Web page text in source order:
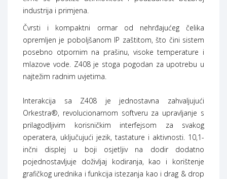
industrija i primjena.
Čvrsti i kompaktni ormar od nehrđajućeg čelika
opremljen je poboljšanom IP zaštitom, što čini sistem
posebno otpornim na prašinu, visoke temperature i
mlazove vode. Z408 je stoga pogodan za upotrebu u
najtežim radnim uvjetima.
Interakcija sa Z408 je jednostavna zahvaljujući
Orkestra®, revolucionarnom softveru za upravljanje s
prilagodljivim korisničkim interfejsom za svakog
operatera, uključujući jezik, tastature i aktivnosti. 10,1-
inčni displej u boji osjetljiv na dodir dodatno
pojednostavljuje doživljaj kodiranja, kao i korištenje
grafičkog urednika i funkcija istezanja kao i drag & drop